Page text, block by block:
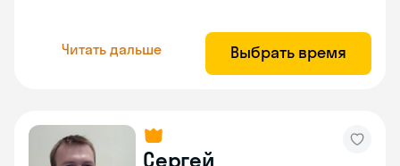
Читать дальше Выбрать время
Сергей